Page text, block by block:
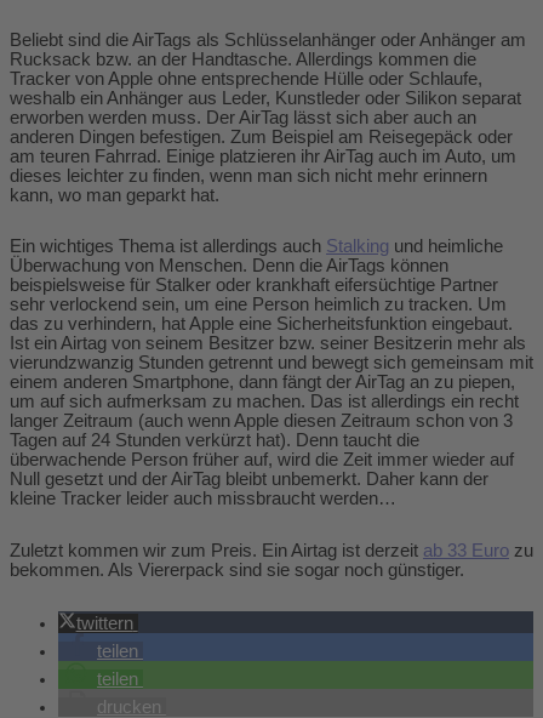
Beliebt sind die AirTags als Schlüsselanhänger oder Anhänger am
Rucksack bzw. an der Handtasche. Allerdings kommen die
Tracker von Apple ohne entsprechende Hülle oder Schlaufe,
weshalb ein Anhänger aus Leder, Kunstleder oder Silikon separat
erworben werden muss. Der AirTag lässt sich aber auch an
anderen Dingen befestigen. Zum Beispiel am Reisegepäck oder
am teuren Fahrrad. Einige platzieren ihr AirTag auch im Auto, um
dieses leichter zu finden, wenn man sich nicht mehr erinnern
kann, wo man geparkt hat.
Ein wichtiges Thema ist allerdings auch Stalking und heimliche
Überwachung von Menschen. Denn die AirTags können
beispielsweise für Stalker oder krankhaft eifersüchtige Partner
sehr verlockend sein, um eine Person heimlich zu tracken. Um
das zu verhindern, hat Apple eine Sicherheitsfunktion eingebaut.
Ist ein Airtag von seinem Besitzer bzw. seiner Besitzerin mehr als
vierundzwanzig Stunden getrennt und bewegt sich gemeinsam mit
einem anderen Smartphone, dann fängt der AirTag an zu piepen,
um auf sich aufmerksam zu machen. Das ist allerdings ein recht
langer Zeitraum (auch wenn Apple diesen Zeitraum schon von 3
Tagen auf 24 Stunden verkürzt hat). Denn taucht die
überwachende Person früher auf, wird die Zeit immer wieder auf
Null gesetzt und der AirTag bleibt unbemerkt. Daher kann der
kleine Tracker leider auch missbraucht werden…
Zuletzt kommen wir zum Preis. Ein Airtag ist derzeit ab 33 Euro zu
bekommen. Als Viererpack sind sie sogar noch günstiger.
twittern
teilen
teilen
drucken